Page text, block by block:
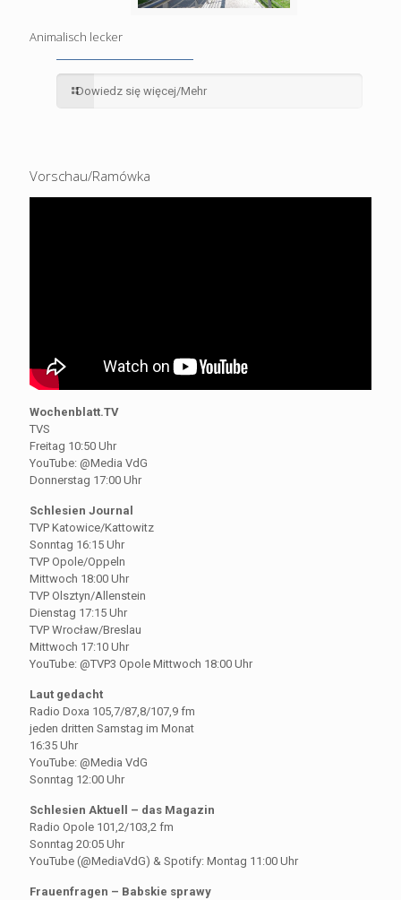
Animalisch lecker
Dowiedz się więcej/Mehr
Vorschau/Ramówka
Wochenblatt.TV
TVS
Freitag 10:50 Uhr
YouTube: @Media VdG
Donnerstag 17:00 Uhr
Schlesien Journal
TVP Katowice/Kattowitz
Sonntag 16:15 Uhr
TVP Opole/Oppeln
Mittwoch 18:00 Uhr
TVP Olsztyn/Allenstein
Dienstag 17:15 Uhr
TVP Wrocław/Breslau
Mittwoch 17:10 Uhr
YouTube: @TVP3 Opole Mittwoch 18:00 Uhr
Laut gedacht
Radio Doxa 105,7/87,8/107,9 fm
jeden dritten Samstag im Monat
16:35 Uhr
YouTube: @Media VdG
Sonntag 12:00 Uhr
Schlesien Aktuell – das Magazin
Radio Opole 101,2/103,2 fm
Sonntag 20:05 Uhr
YouTube (@MediaVdG) & Spotify: Montag 11:00 Uhr
Frauenfragen – Babskie sprawy